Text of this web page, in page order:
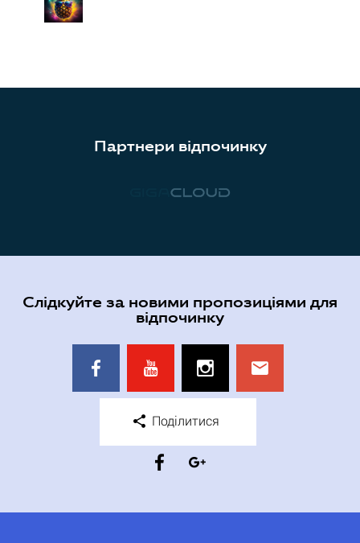
Партнери відпочинку
Слідкуйте за новими пропозиціями для
відпочинку
Поділитися